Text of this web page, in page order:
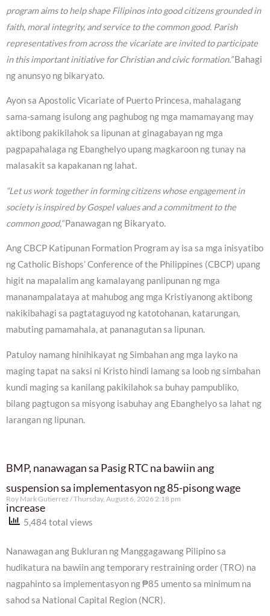
program aims to help shape Filipinos into good citizens grounded in
faith, moral integrity, and service to the common good. Parish
representatives from across the vicariate are invited to participate
in this important initiative for Christian and civic formation.”Bahagi
ng anunsyo ng bikaryato.
Ayon sa Apostolic Vicariate of Puerto Princesa, mahalagang
sama-samang isulong ang paghubog ng mga mamamayang may
aktibong pakikilahok sa lipunan at ginagabayan ng mga
pagpapahalaga ng Ebanghelyo upang magkaroon ng tunay na
malasakit sa kapakanan ng lahat.
“Let us work together in forming citizens whose engagement in
society is inspired by Gospel values and a commitment to the
common good,”Panawagan ng Bikaryato.
Ang CBCP Katipunan Formation Program ay isa sa mga inisyatibo
ng Catholic Bishops’ Conference of the Philippines (CBCP) upang
higit na mapalalim ang kamalayang panlipunan ng mga
mananampalataya at mahubog ang mga Kristiyanong aktibong
nakikibahagi sa pagtataguyod ng katotohanan, katarungan,
mabuting pamamahala, at pananagutan sa lipunan.
Patuloy namang hinihikayat ng Simbahan ang mga layko na
maging tapat na saksi ni Kristo hindi lamang sa loob ng simbahan
kundi maging sa kanilang pakikilahok sa buhay pampubliko,
bilang pagtugon sa misyong isabuhay ang Ebanghelyo sa lahat ng
larangan ng lipunan.
BMP, nanawagan sa Pasig RTC na bawiin ang
suspension sa implementasyon ng 85-pisong wage
increase
Roy Mark Gutierrez Thursday, August 6, 2026 2:18 pm
5,484 total views
Nanawagan ang Bukluran ng Manggagawang Pilipino sa
hudikatura na bawiin ang temporary restraining order (TRO) na
nagpahinto sa implementasyon ng ₱85 umento sa minimum na
sahod sa National Capital Region (NCR).